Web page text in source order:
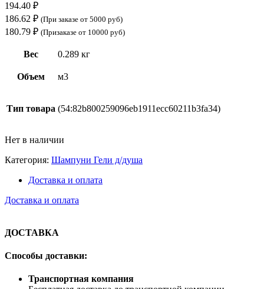
194.40 ₽
186.62 ₽ (При заказе от 5000 руб)
180.79 ₽ (Призаказе от 10000 руб)
Вес 0.289 кг
Объем м3
Тип товара (54:82b800259096eb1911ecc60211b3fa34)
Нет в наличии
Категория: Шампуни Гели д/душа
Доставка и оплата
Доставка и оплата
ДОСТАВКА
Способы доставки:
Транспортная компания